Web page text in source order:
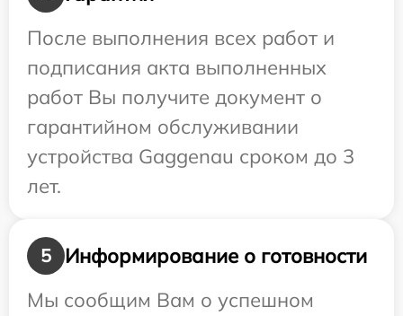
После выполнения всех работ и
подписания акта выполненных
работ Вы получите документ о
гарантийном обслуживании
устройства Gaggenau сроком до 3
лет.
5
Информирование о готовности
Мы сообщим Вам о успешном